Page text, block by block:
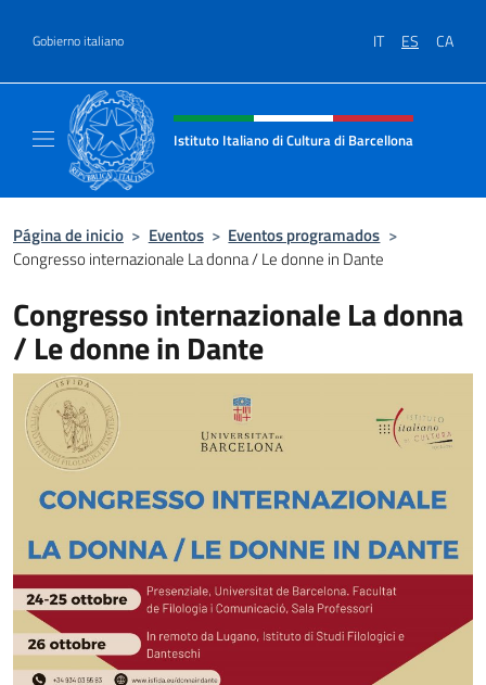
Gobierno italiano IT ES CA
Encabezado del sitio web,
Istituto Italiano di Cultura di Barcellona
Página de inicio > Eventos > Eventos programados >
Congresso internazionale La donna / Le donne in Dante
Congresso internazionale La donna
/ Le donne in Dante